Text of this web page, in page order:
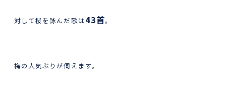
対して桜を詠んだ歌は43首。
梅の人気ぶりが伺えます。